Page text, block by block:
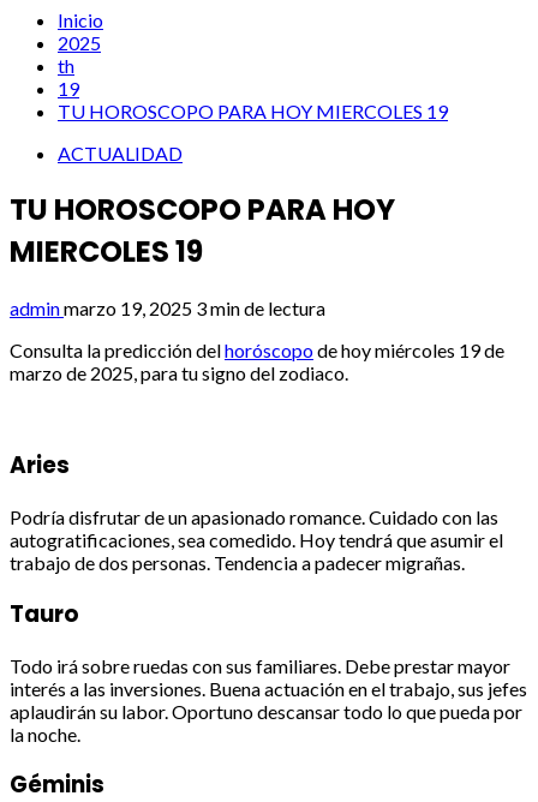
Inicio
2025
th
19
TU HOROSCOPO PARA HOY MIERCOLES 19
ACTUALIDAD
TU HOROSCOPO PARA HOY
MIERCOLES 19
adminmarzo 19, 2025 3 min de lectura
Consulta la predicción delhoróscopode hoy miércoles 19 de
marzo de 2025, para tu signo del zodiaco.
Aries
Podría disfrutar de un apasionado romance. Cuidado con las
autogratificaciones, sea comedido. Hoy tendrá que asumir el
trabajo de dos personas. Tendencia a padecer migrañas.
Tauro
Todo irá sobre ruedas con sus familiares. Debe prestar mayor
interés a las inversiones. Buena actuación en el trabajo, sus jefes
aplaudirán su labor. Oportuno descansar todo lo que pueda por
la noche.
Géminis